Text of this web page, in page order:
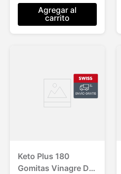
Agregar al
carrito
Keto Plus 180
Gomitas Vinagre De